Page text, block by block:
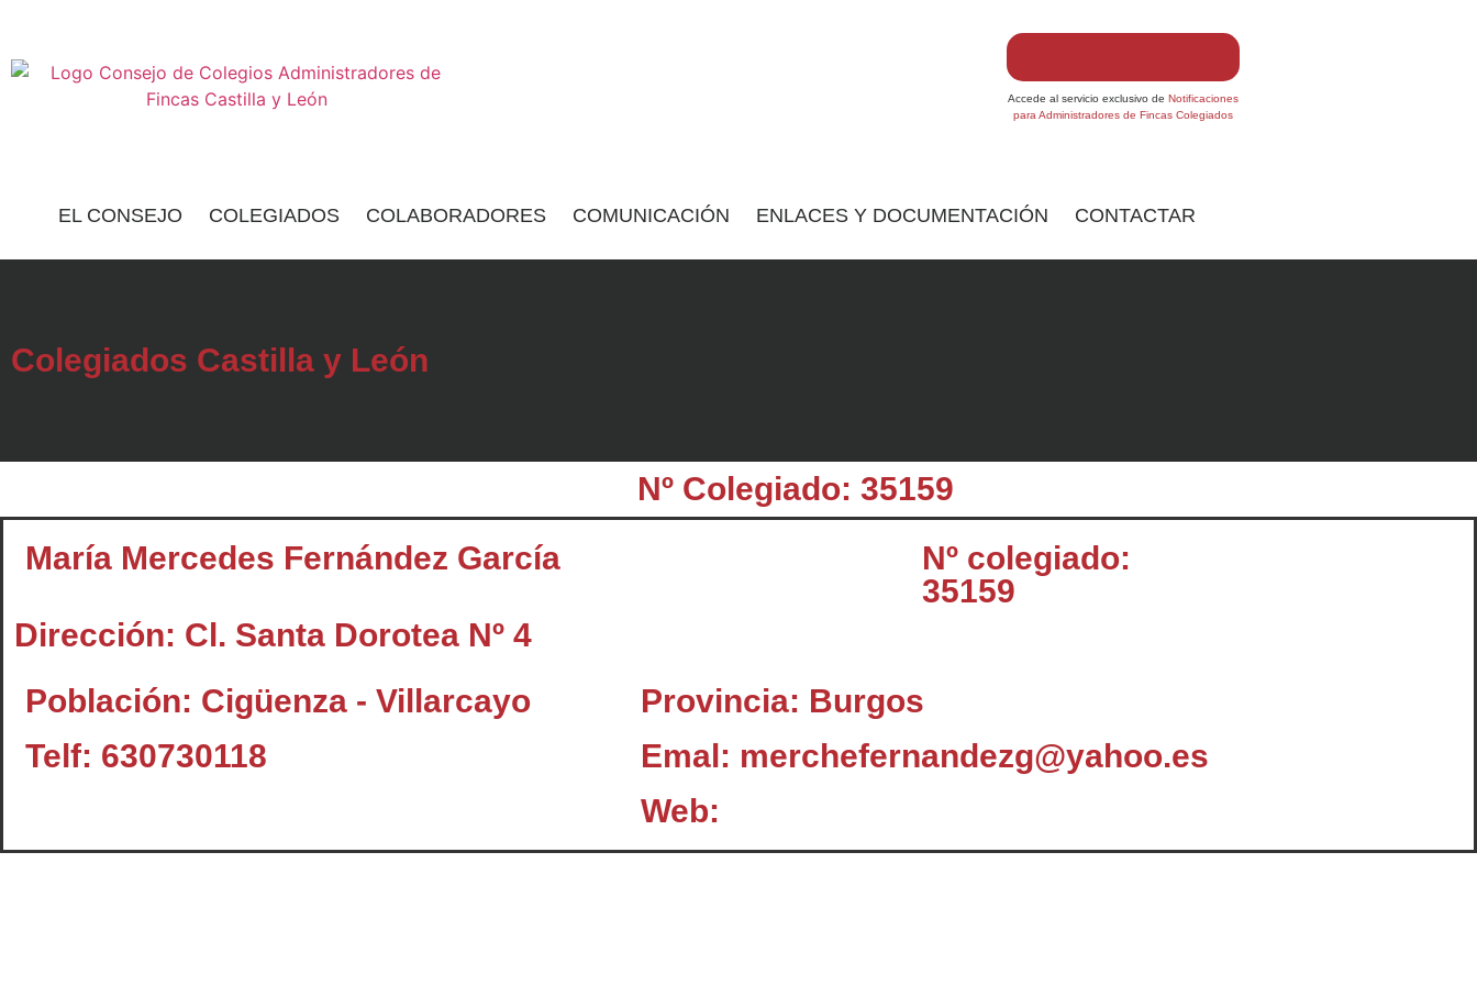
Accede al servicio exclusivo deNotificaciones
para Administradores de Fincas Colegiados
EL CONSEJO COLEGIADOS COLABORADORES COMUNICACIÓN ENLACES Y DOCUMENTACIÓN CONTACTAR
Colegiados Castilla y León
Nº Colegiado: 35159
María Mercedes Fernández García
Nº colegiado:
35159
Dirección: Cl. Santa Dorotea Nº 4
Población: Cigüenza - Villarcayo
Provincia: Burgos
Telf: 630730118
Emal: merchefernandezg@yahoo.es
Web: